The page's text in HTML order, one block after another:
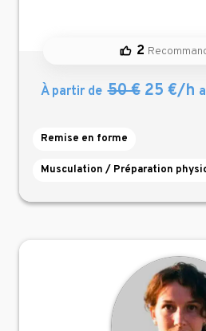
2
À partir de 50 €25 €/h
Remise en forme
Musculation / Préparation